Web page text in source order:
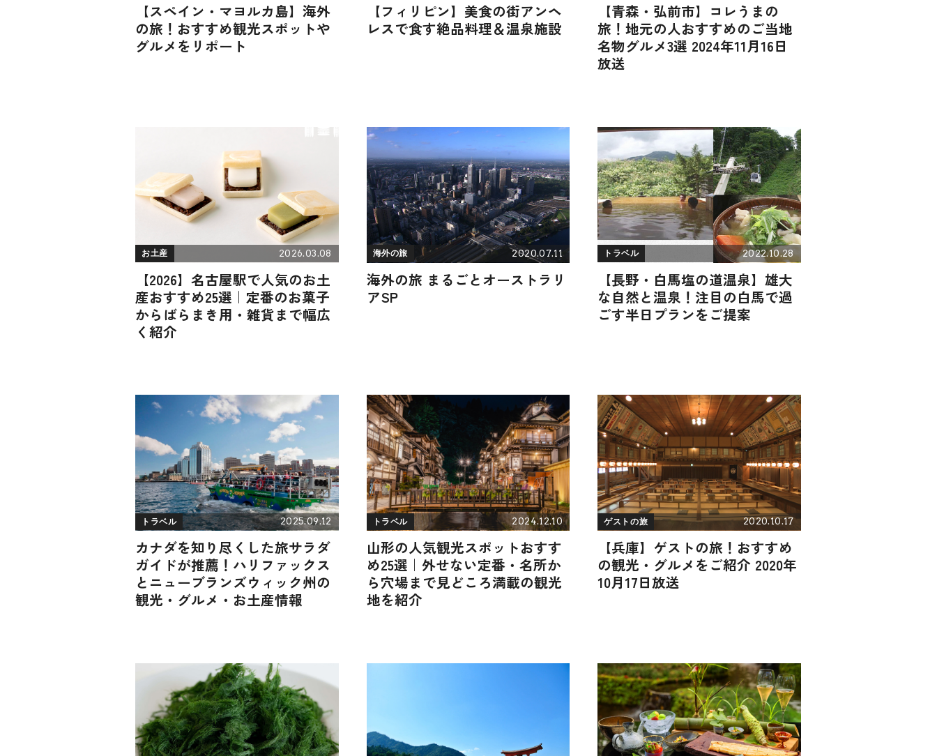
【スペイン・マヨルカ島】海外
の旅！おすすめ観光スポットや
グルメをリポート
【フィリピン】美食の街アンヘ
レスで食す絶品料理＆温泉施設
【青森・弘前市】コレうまの
旅！地元の人おすすめのご当地
名物グルメ3選 2024年11月16日
放送
お土産 2026.03.08
【2026】名古屋駅で人気のお土
産おすすめ25選｜定番のお菓子
からばらまき用・雑貨まで幅広
く紹介
海外の旅 2020.07.11
海外の旅 まるごとオーストラリ
アSP
トラベル 2022.10.28
【長野・白馬塩の道温泉】雄大
な自然と温泉！注目の白馬で過
ごす半日プランをご提案
トラベル 2025.09.12
カナダを知り尽くした旅サラダ
ガイドが推薦！ハリファックス
とニューブランズウィック州の
観光・グルメ・お土産情報
トラベル 2024.12.10
山形の人気観光スポットおすす
め25選｜外せない定番・名所か
ら穴場まで見どころ満載の観光
地を紹介
ゲストの旅 2020.10.17
【兵庫】ゲストの旅！おすすめ
の観光・グルメをご紹介 2020年
10月17日放送